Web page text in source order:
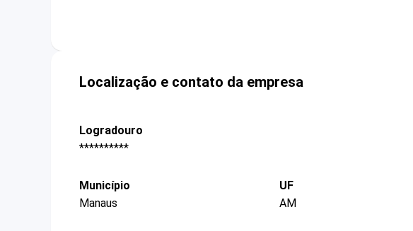
Localização e contato da empresa
Logradouro
**********
Município
Manaus
UF
AM